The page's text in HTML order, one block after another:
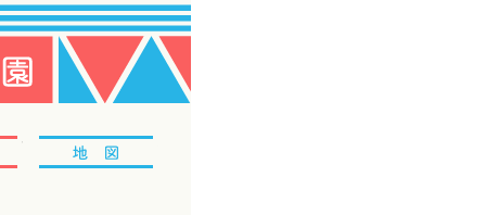
情報公開